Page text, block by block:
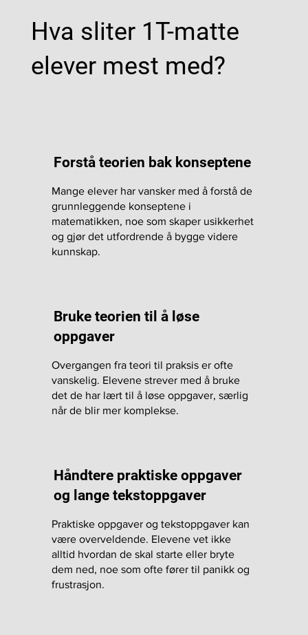
Hva sliter 1T-matte
elever mest med?
Forstå teorien bak konseptene
Mange elever har vansker med å forstå de
grunnleggende konseptene i
matematikken, noe som skaper usikkerhet
og gjør det utfordrende å bygge videre
kunnskap.
Bruke teorien til å løse
oppgaver
Overgangen fra teori til praksis er ofte
vanskelig. Elevene strever med å bruke
det de har lært til å løse oppgaver, særlig
når de blir mer komplekse.
Håndtere praktiske oppgaver
og lange tekstoppgaver
Praktiske oppgaver og tekstoppgaver kan
være overveldende. Elevene vet ikke
alltid hvordan de skal starte eller bryte
dem ned, noe som ofte fører til panikk og
frustrasjon.